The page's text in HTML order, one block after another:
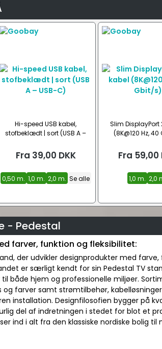
Hi-speed USB kabel,
stofbeklædt | sort (USB A –
Fra 39,00 DKK
0,50 m. 1,0 m. 2,0 m. Se alle
Slim DisplayPort
(8K@120 Hz,
Fra 59,00
1,0 m. 2,0
- Pedestal
farver, funktion og fleksibilitet:
der udvikler designprodukter med farve,
er særligt kendt for sin Pedestal TV
både hjem og professionelle miljøer.
og farver samt strømtilbehør,
installation. Designfilosofien bygger på
del af indretningen i stedet for blot et
ind i alt fra den klassiske nordiske bolig